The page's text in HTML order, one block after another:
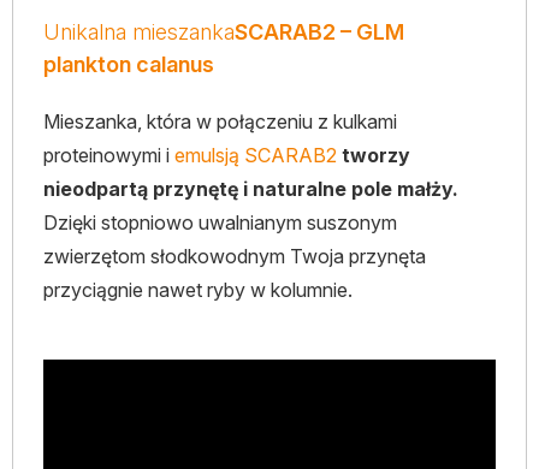
Unikalna mieszankaSCARAB2 – GLM
plankton calanus
Mieszanka, która w połączeniu z kulkami
proteinowymi i emulsją SCARAB2 tworzy
nieodpartą przynętę i naturalne pole małży.
Dzięki stopniowo uwalnianym suszonym
zwierzętom słodkowodnym Twoja przynęta
przyciągnie nawet ryby w kolumnie.